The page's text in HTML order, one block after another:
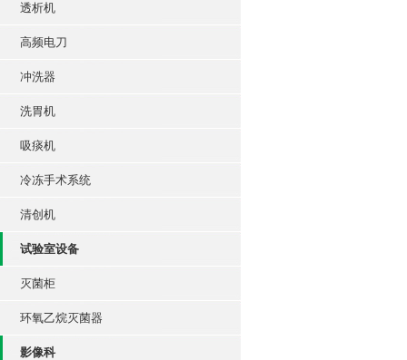
透析机
高频电刀
冲洗器
洗胃机
吸痰机
冷冻手术系统
清创机
试验室设备
灭菌柜
环氧乙烷灭菌器
影像科